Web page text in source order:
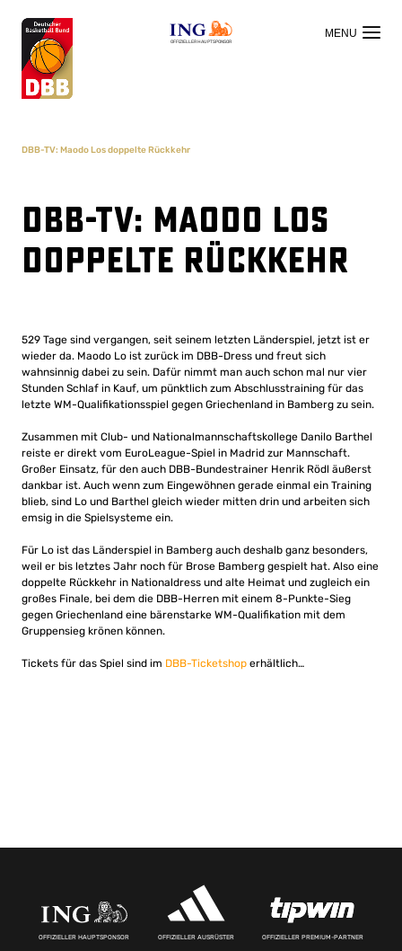
OFFIZIELLER HAUPTSPONSOR
DBB-TV: Maodo Los doppelte Rückkehr
DBB-TV: Maodo Los
doppelte Rückkehr
529 Tage sind vergangen, seit seinem letzten Länderspiel, jetzt ist er
wieder da. Maodo Lo ist zurück im DBB-Dress und freut sich
wahnsinnig dabei zu sein. Dafür nimmt man auch schon mal nur vier
Stunden Schlaf in Kauf, um pünktlich zum Abschlusstraining für das
letzte WM-Qualifikationsspiel gegen Griechenland in Bamberg zu sein.
Zusammen mit Club- und Nationalmannschaftskollege Danilo Barthel
reiste er direkt vom EuroLeague-Spiel in Madrid zur Mannschaft.
Großer Einsatz, für den auch DBB-Bundestrainer Henrik Rödl äußerst
dankbar ist. Auch wenn zum Eingewöhnen gerade einmal ein Training
blieb, sind Lo und Barthel gleich wieder mitten drin und arbeiten sich
emsig in die Spielsysteme ein.
Für Lo ist das Länderspiel in Bamberg auch deshalb ganz besonders,
weil er bis letztes Jahr noch für Brose Bamberg gespielt hat. Also eine
doppelte Rückkehr in Nationaldress und alte Heimat und zugleich ein
großes Finale, bei dem die DBB-Herren mit einem 8-Punkte-Sieg
gegen Griechenland eine bärenstarke WM-Qualifikation mit dem
Gruppensieg krönen können.
Tickets für das Spiel sind im DBB-Ticketshop erhältlich…
OFFIZIELLER HAUPTSPONSOR OFFIZIELLER AUSRÜSTER OFFIZIELLER PREMIUM-PARTNER